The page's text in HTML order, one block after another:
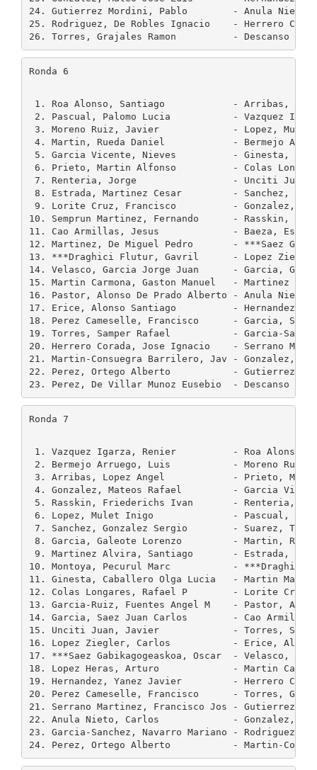
24. Gutierrez Mordini, Pablo        - Anula
25. Rodriguez, De Robles Ignacio    - Herrero
Ronda 6
1. Roa Alonso, Santiago            - Arribas,
2. Pascual, Palomo Lucia           - Vazquez
3. Moreno Ruiz, Javier             - Lopez,
4. Martin, Rueda Daniel            - Bermejo
5. Garcia Vicente, Nieves          - Ginesta,
6. Prieto, Martin Alfonso          - Colas
7. Renteria, Jorge                 - Unciti
8. Estrada, Martinez Cesar         - Sanchez,
9. Lorite Cruz, Francisco          - Gonzalez,
10. Semprun Martinez, Fernando      - Rasskin,
11. Cao Armillas, Jesus             - Baeza,
12. Martinez, De Miguel Pedro       - ***Saez
13. ***Draghici Flutur, Gavril      - Lopez
14. Velasco, Garcia Jorge Juan      - Garcia,
15. Martin Carmona, Gaston Manuel   - Martinez
16. Pastor, Alonso De Prado Alberto - Anula
17. Erice, Alonso Santiago          - Hernandez,
18. Perez Cameselle, Francisco      - Garcia,
19. Torres, Samper Rafael           - Garcia-
20. Herrero Corada, Jose Ignacio    - Serrano
21. Martin-Consuegra Barrilero, Jav - Gonzalez,
22. Perez, Ortego Alberto           - Gutierrez
Ronda 7
1. Vazquez Igarza, Renier          - Roa
2. Bermejo Arruego, Luis           - Moreno
3. Arribas, Lopez Angel            - Prieto,
4. Gonzalez, Mateos Rafael         - Garcia
5. Rasskin, Friederichs Ivan       -
6. Lopez, Mulet Inigo              - Pascual,
7. Sanchez, Gonzalez Sergio        - Suarez,
8. Garcia, Galeote Lorenzo         - Martin,
9. Martinez Alvira, Santiago       - Estrada,
10. Montoya, Pecurul Marc           -
11. Ginesta, Caballero Olga Lucia   - Martin
12. Colas Longares, Rafael P        - Lorite
13. Garcia-Ruiz, Fuentes Angel M    - Pastor,
14. Garcia, Saez Juan Carlos        - Cao
15. Unciti Juan, Javier             - Torres,
16. Lopez Ziegler, Carlos           - Erice,
17. ***Saez Gabikagogeaskoa, Oscar  - Velasco,
18. Lopez Heras, Arturo             - Martin
19. Hernandez, Yanez Javier         - Herrero
20. Perez Cameselle, Francisco      - Torres,
21. Serrano Martinez, Francisco Jos - Gutierrez
22. Anula Nieto, Carlos             - Gonzalez,
23. Garcia-Sanchez, Navarro Mariano - Rodriguez,